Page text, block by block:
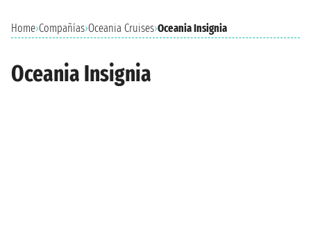
Home›Compañías›Oceania Cruises›Oceania Insignia
Oceania Insignia